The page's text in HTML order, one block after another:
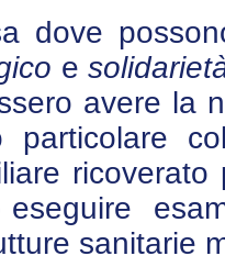
dove
e
avere la
particolare
eseguire
sanitarie